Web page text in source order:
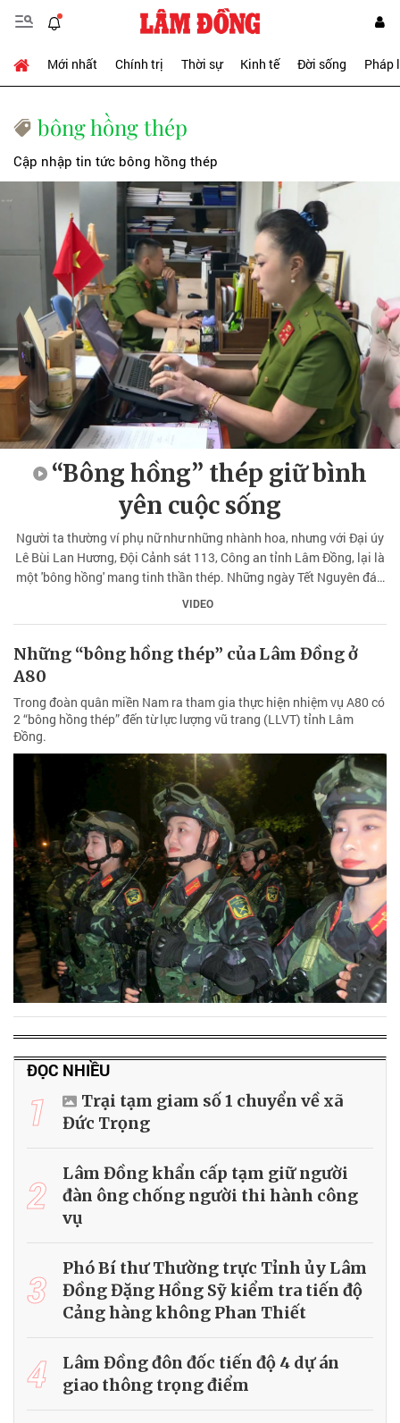
Mới nhất Chính trị Thời sự Kinh tế Đời sống Pháp
bông hồng thép
Cập nhập tin tức bông hồng thép
“Bông hồng” thép giữ bình
yên cuộc sống
Người ta thường ví phụ nữ như những nhành hoa, nhưng với Đại úy
Lê Bùi Lan Hương, Đội Cảnh sát 113, Công an tỉnh Lâm Đồng, lại là
một 'bông hồng' mang tinh thần thép. Những ngày Tết Nguyên đán
2026 khi các gia đình đang sum họp, chị vẫn miệt mài trên những
VIDEO
Những “bông hồng thép” của Lâm Đồng ở
A80
Trong đoàn quân miền Nam ra tham gia thực hiện nhiệm vụ A80 có
2 “bông hồng thép” đến từ lực lượng vũ trang (LLVT) tỉnh Lâm
Đồng.
ĐỌC NHIỀU
1
Trại tạm giam số 1 chuyển về xã
Đức Trọng
2
Lâm Đồng khẩn cấp tạm giữ người
đàn ông chống người thi hành công
vụ
3
Phó Bí thư Thường trực Tỉnh ủy Lâm
Đồng Đặng Hồng Sỹ kiểm tra tiến độ
Cảng hàng không Phan Thiết
4
Lâm Đồng đôn đốc tiến độ 4 dự án
giao thông trọng điểm